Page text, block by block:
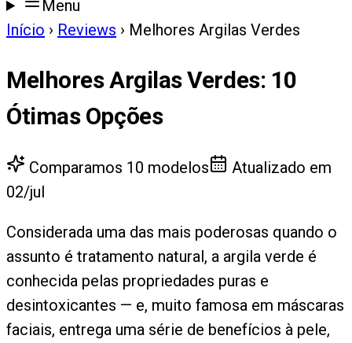
Menu
Início › Reviews › Melhores Argilas Verdes
Melhores Argilas Verdes: 10
Ótimas Opções
Comparamos 10 modelos
Atualizado em
02/jul
Considerada uma das mais poderosas quando o
assunto é tratamento natural, a argila verde é
conhecida pelas propriedades puras e
desintoxicantes — e, muito famosa em máscaras
faciais, entrega uma série de benefícios à pele,